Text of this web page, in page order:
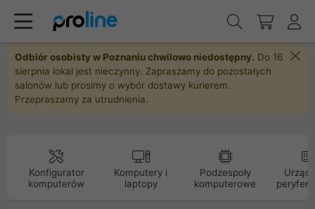
Odbiór osobisty w Poznaniu chwilowo niedostępny. Do 16
sierpnia lokal jest nieczynny. Zapraszamy do pozostałych
salonów lub prosimy o wybór dostawy kurierem.
Przepraszamy za utrudnienia.
Konfigurator
komputerów
Komputery i
laptopy
Podzespoły
komputerowe